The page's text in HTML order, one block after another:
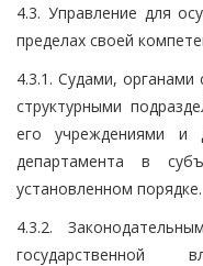
4.3. Управление для
пределах своей
4.3.1. Судами,
структурными
его учреждениями и
департамента в
установленном порядке.
4.3.2.
государственной